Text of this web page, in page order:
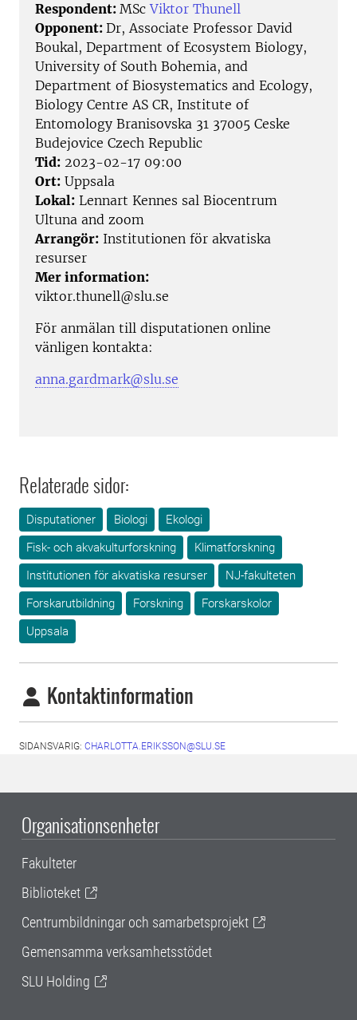
Respondent: MScViktor Thunell
Opponent: Dr, Associate Professor David
Boukal, Department of Ecosystem Biology,
University of South Bohemia, and
Department of Biosystematics and Ecology,
Biology Centre AS CR, Institute of
Entomology Branisovska 31 37005 Ceske
Budejovice Czech Republic
Tid: 2023-02-17 09:00
Ort: Uppsala
Lokal: Lennart Kennes sal Biocentrum
Ultuna and zoom
Arrangör: Institutionen för akvatiska
resurser
Mer information:
viktor.thunell@slu.se
För anmälan till disputationen online
vänligen kontakta:
anna.gardmark@slu.se
Relaterade sidor:
Disputationer Biologi
Ekologi
Fisk- och akvakulturforskning
Klimatforskning
Institutionen för akvatiska resurser
NJ-fakulteten
Forskarutbildning
Forskning
Forskarskolor
Uppsala
Kontaktinformation
SIDANSVARIG: CHARLOTTA.ERIKSSON@SLU.SE
Organisationsenheter
Fakulteter
Biblioteket
Centrumbildningar och samarbetsprojekt
Gemensamma verksamhetsstödet
SLU Holding